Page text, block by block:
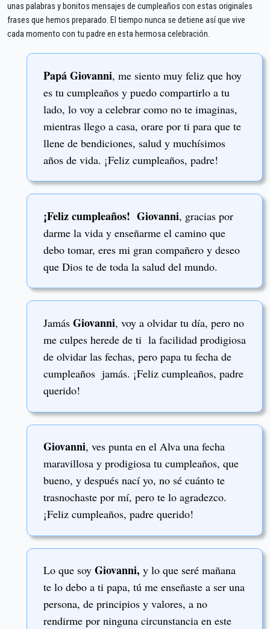
unas palabras y bonitos mensajes de cumpleaños con estas originales
frases que hemos preparado. El tiempo nunca se detiene así que vive
cada momento con tu padre en esta hermosa celebración.
Papá Giovanni, me siento muy feliz que hoy
es tu cumpleaños y puedo compartirlo a tu
lado, lo voy a celebrar como no te imaginas,
mientras llego a casa, orare por ti para que te
llene de bendiciones, salud y muchísimos
años de vida. ¡Feliz cumpleaños, padre!
¡Feliz cumpleaños! Giovanni, gracias por
darme la vida y enseñarme el camino que
debo tomar, eres mi gran compañero y deseo
que Dios te de toda la salud del mundo.
Jamás Giovanni, voy a olvidar tu día, pero no
me culpes herede de ti la facilidad prodigiosa
de olvidar las fechas, pero papa tu fecha de
cumpleaños jamás. ¡Feliz cumpleaños, padre
querido!
Giovanni, ves punta en el Alva una fecha
maravillosa y prodigiosa tu cumpleaños, que
bueno, y después nací yo, no sé cuánto te
trasnochaste por mí, pero te lo agradezco.
¡Feliz cumpleaños, padre querido!
Lo que soy Giovanni, y lo que seré mañana
te lo debo a ti papa, tú me enseñaste a ser una
persona, de principios y valores, a no
rendirme por ninguna circunstancia en este